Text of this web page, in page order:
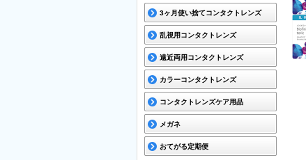
3ヶ月使い捨てコンタクトレンズ
乱視用コンタクトレンズ
遠近両用コンタクトレンズ
カラーコンタクトレンズ
コンタクトレンズケア用品
メガネ
おてがる定期便